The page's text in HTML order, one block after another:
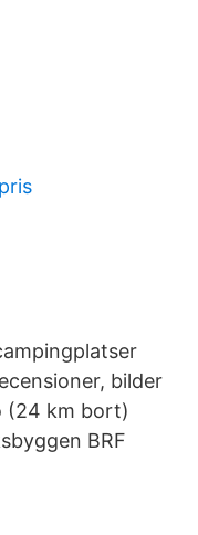
bilder
(24 km bort)
BRF